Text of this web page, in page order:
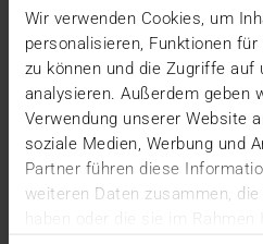
Wir verwenden Cookies, um
personalisieren, Funktionen
zu können und die Zugriffe auf
analysieren. Außerdem geben
Verwendung unserer Website
soziale Medien, Werbung und
Partner führen diese
weiteren Daten zusammen,
03.05.2022
„Vielfalt leben – Zukunft
Motto des diesjährigen, 103.
VISUS HEALTH IT
MEHR ERFAHREN